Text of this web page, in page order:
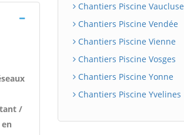
/
Chantiers Piscine Vaucluse
Chantiers Piscine Vendée
Chantiers Piscine Vienne
Chantiers Piscine Vosges
Chantiers Piscine Yonne
Chantiers Piscine Yvelines